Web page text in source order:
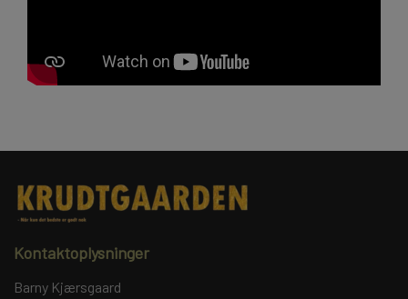
Kontaktoplysninger
Barny Kjærsgaard